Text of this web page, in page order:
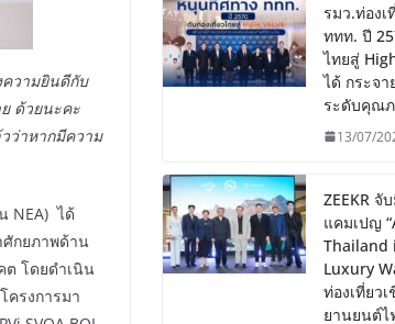
วามยินดีกับ
ด้วยนะคะ
ว่าหากมีความ
NEA) ได้
ศักยภาพด้าน
ต โดยดำเนิน
รงการมา
รมว.ท่อง
ททท. ปี
ไทยสู่
ได้ กระจ
ระดับคุณ
13/07/
ZEEKR จั
แคมเปญ
Thailand
Luxury
ท่องเที่ยว
ยานยนต์ไ